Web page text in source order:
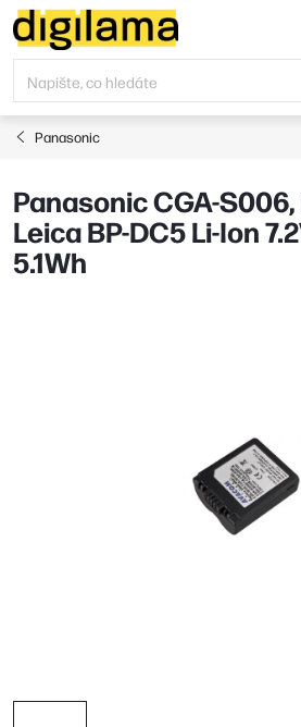
Přejít
na
obsah
Panasonic
Panasonic CGA-S006,
Leica BP-DC5 Li-Ion
5.1Wh